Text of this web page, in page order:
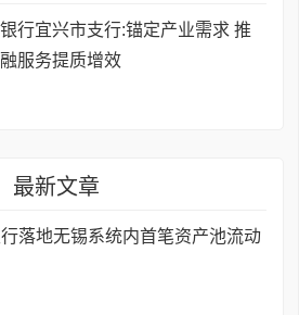
行宜兴市支行:锚定产业需求 推
服务提质增效
最新文章
落地无锡系统内首笔资产池流动